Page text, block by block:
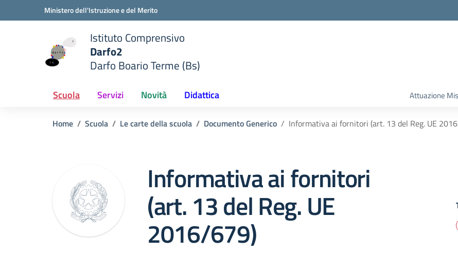
Vai ai contenuti
Vai al menu di navigazioneMinistero dell'Istruzione e del Merito
scuola
Istituto Comprensivo
Darfo2
Darfo Boario Terme (Bs)
Scuola Servizi Novità Didattica Attuazione
Home Scuola Le carte della scuola Documento Generico Informativa ai fornitori (art. 13 del Reg. UE
Informativa ai fornitori
(art. 13 del Reg. UE
2016/679)